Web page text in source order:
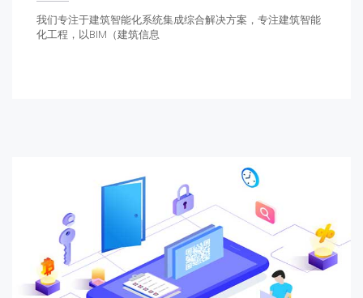
我们专注于建筑智能化系统集成综合解决方案，专注建筑智能
化工程，以BIM（建筑信息